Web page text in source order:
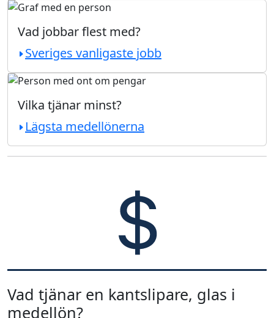
Vad jobbar flest med?
Sveriges vanligaste jobb
Vilka tjänar minst?
Lägsta medellönerna
Vad tjänar en kantslipare, glas i
medellön?